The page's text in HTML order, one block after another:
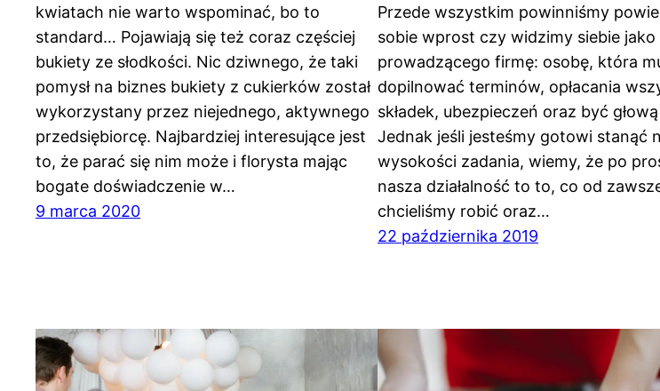
kwiatach nie warto wspominać, bo to
standard… Pojawiają się też coraz częściej
bukiety ze słodkości. Nic dziwnego, że taki
pomysł na biznes bukiety z cukierków został
wykorzystany przez niejednego, aktywnego
przedsiębiorcę. Najbardziej interesujące jest
to, że parać się nim może i florysta mając
bogate doświadczenie w…
9 marca 2020
Przede wszystkim powinniśmy
sobie wprost czy widzimy siebie jako
prowadzącego firmę: osobę, która
dopilnować terminów, opłacania
składek, ubezpieczeń oraz być
Jednak jeśli jesteśmy gotowi stanąć
wysokości zadania, wiemy, że po
nasza działalność to to, co od
chcieliśmy robić oraz…
22 października 2019